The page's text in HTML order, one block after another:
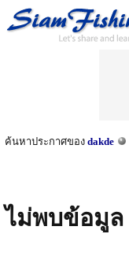
ค้นหาประกาศของ dakde
ไม่พบข้อมูล